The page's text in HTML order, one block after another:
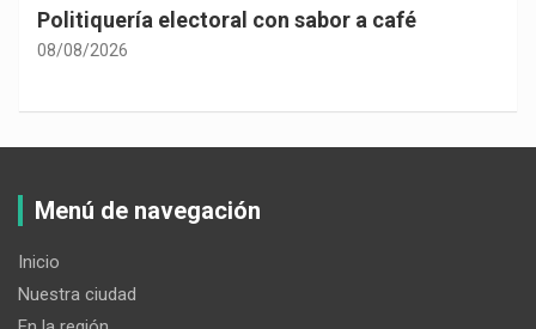
Politiquería electoral con sabor a café
08/08/2026
Menú de navegación
Inicio
Nuestra ciudad